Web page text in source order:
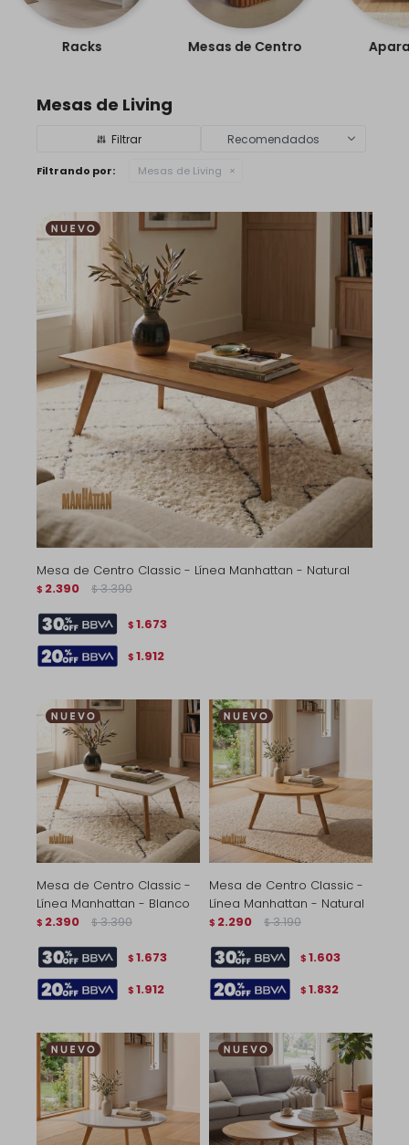
Racks Mesas de Centro
Mesas de Living
Recomendados
Filtrando por: Mesas de Living
Mesa de Centro Classic - Línea Manhattan - Natural
$ 2.390 $ 3.390
$ 1.673
$ 1.912
Mesa de Centro Classic -
Línea Manhattan - Blanco
$ 2.390 $ 3.390
$ 1.673
$ 1.912
Mesa de Centro Classic -
Línea Manhattan - Natural
$ 2.290 $ 3.190
$ 1.603
$ 1.832